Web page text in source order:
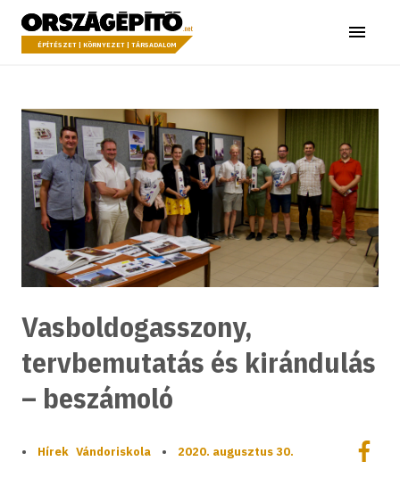
a tartalomhoz
Országépítő
ÉPÍTÉSZET | KÖRNYEZET | TÁRSADALOM Menü
Vasboldogasszony,
tervbemutatás és kirándulás
– beszámoló
• Hírek Vándoriskola • 2020. augusztus 30.